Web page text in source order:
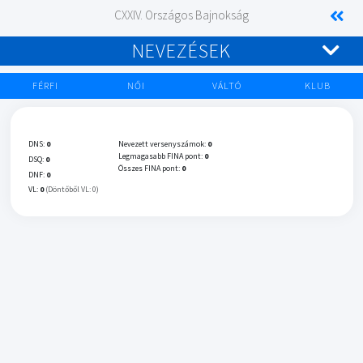
CXXIV. Országos Bajnokság
NEVEZÉSEK
FÉRFI NŐI VÁLTÓ KLUB
DNS: 0
DSQ: 0
DNF: 0
VL: 0 (Döntőből VL: 0)
Nevezett versenyszámok: 0
Legmagasabb FINA pont: 0
Összes FINA pont: 0